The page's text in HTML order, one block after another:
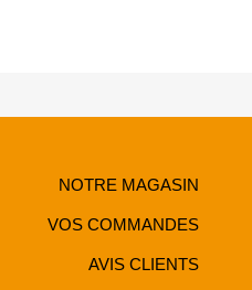
NOTRE MAGASIN
VOS COMMANDES
AVIS CLIENTS